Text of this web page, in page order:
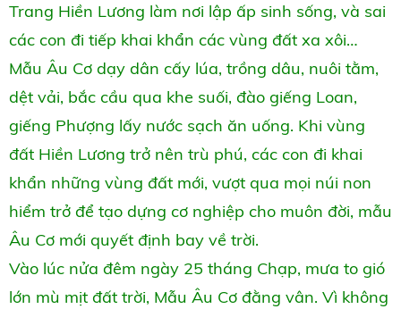
Trang Hiền Lương làm nơi lập ấp sinh sống, và sai
các con đi tiếp khai khẩn các vùng đất xa xôi…
Mẫu Âu Cơ dạy dân cấy lúa, trồng dâu, nuôi tằm,
dệt vải, bắc cầu qua khe suối, đào giếng Loan,
giếng Phượng lấy nước sạch ăn uống. Khi vùng
đất Hiền Lương trở nên trù phú, các con đi khai
khẩn những vùng đất mới, vượt qua mọi núi non
hiểm trở để tạo dựng cơ nghiệp cho muôn đời, mẫu
Âu Cơ mới quyết định bay về trời.
Vào lúc nửa đêm ngày 25 tháng Chạp, mưa to gió
lớn mù mịt đất trời, Mẫu Âu Cơ đằng vân. Vì không